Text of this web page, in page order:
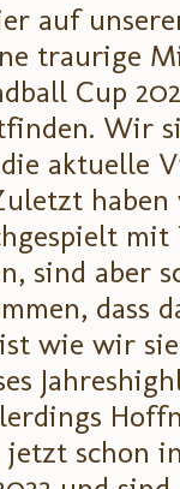
auf
traurige
Cup
Wir
aktuelle
sind aber
dass
wie wir
schon